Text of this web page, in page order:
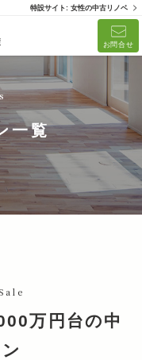
特設サイト: 女性の中古リノベ
お問合せ
一覧
万円台の中